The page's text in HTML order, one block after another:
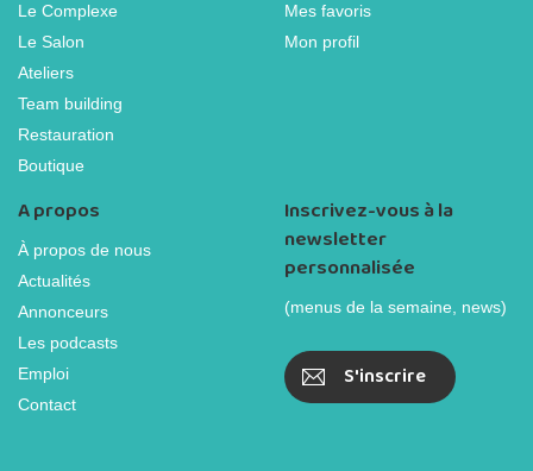
Le Complexe
Le Salon
Ateliers
Team building
Restauration
Boutique
Mes favoris
Mon profil
A propos
À propos de nous
Actualités
Annonceurs
Les podcasts
Emploi
Contact
Inscrivez-vous à la
newsletter
personnalisée
(menus de la semaine, news)
S'inscrire